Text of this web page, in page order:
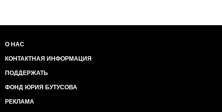
О НАС
КОНТАКТНАЯ ИНФОРМАЦИЯ
ПОДДЕРЖАТЬ
ФОНД ЮРИЯ БУТУСОВА
РЕКЛАМА